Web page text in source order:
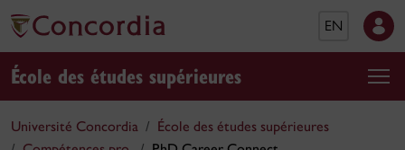
EN
École des études supérieures
Université Concordia
École des études supérieures